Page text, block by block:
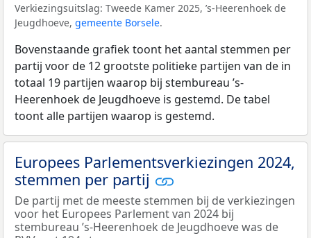
Verkiezingsuitslag: Tweede Kamer 2025, ’s-Heerenhoek de
Jeugdhoeve, gemeente Borsele.
Bovenstaande grafiek toont het aantal stemmen per
partij voor de 12 grootste politieke partijen van de in
totaal 19 partijen waarop bij stembureau ’s-
Heerenhoek de Jeugdhoeve is gestemd. De tabel
toont alle partijen waarop is gestemd.
Europees Parlementsverkiezingen 2024,
stemmen per partij
De partij met de meeste stemmen bij de verkiezingen
voor het Europees Parlement van 2024 bij
stembureau ’s-Heerenhoek de Jeugdhoeve was de